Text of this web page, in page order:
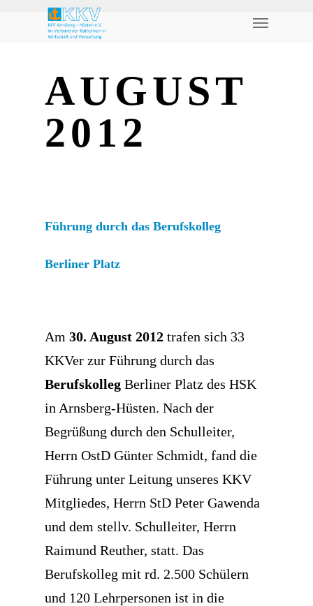
AUGUST
2012
Führung durch das Berufskolleg
Berliner Platz
Am 30. August 2012 trafen sich 33
KKVer zur Führung durch das
Berufskolleg Berliner Platz des HSK
in Arnsberg-Hüsten. Nach der
Begrüßung durch den Schulleiter,
Herrn OstD Günter Schmidt, fand die
Führung unter Leitung unseres KKV
Mitgliedes, Herrn StD Peter Gawenda
und dem stellv. Schulleiter, Herrn
Raimund Reuther, statt. Das
Berufskolleg mit rd. 2.500 Schülern
und 120 Lehrpersonen ist in die